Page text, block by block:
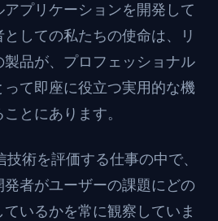
プリケーションを開発して
しての私たちの使命は、リ
製品が、プロフェッショナル
て即座に役立つ実用的な機
とにあります。
術を評価する仕事の中で、
者がユーザーの課題にどの
いるかを常に観察していま